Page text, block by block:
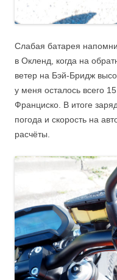
Слабая батарея
в Окленд, когда на
ветер на Бэй-Бридж
у меня осталось всего
Франциско. В итоге
погода и скорость на
расчёты.